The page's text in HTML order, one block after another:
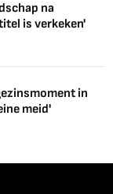
na
is verkeken'
in
meid'